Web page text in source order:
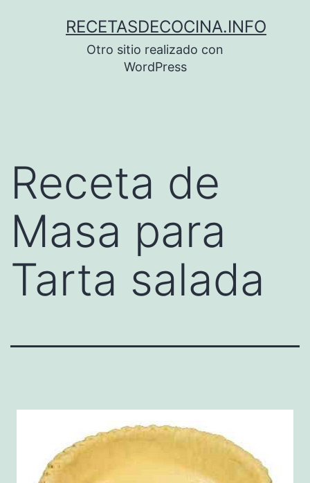
RECETASDECOCINA.INFO
Otro sitio realizado con
WordPress
Receta de
Masa para
Tarta salada